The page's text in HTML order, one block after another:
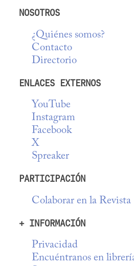
NOSOTROS
¿Quiénes somos?
Contacto
Directorio
ENLACES EXTERNOS
YouTube
Instagram
Facebook
X
Spreaker
PARTICIPACIÓN
Colaborar en la Revista
+ INFORMACIÓN
Privacidad
Encuéntranos en